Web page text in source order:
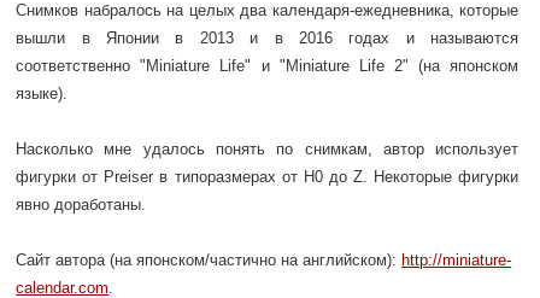
Снимков набралось на целых два календаря-ежедневника, которые
вышли в Японии в 2013 и в 2016 годах и называются
соответственно "Miniature Life" и "Miniature Life 2" (на японском
языке).
Насколько мне удалось понять по снимкам, автор использует
фигурки от Preiser в типоразмерах от H0 до Z. Некоторые фигурки
явно доработаны.
Сайт автора (на японском/частично на английском): http://miniature-
calendar.com.